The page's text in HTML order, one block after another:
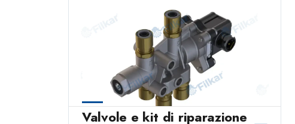
Valvole e kit di riparazione